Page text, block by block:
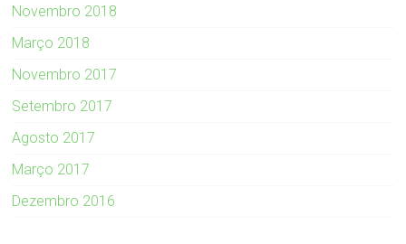
Novembro 2018
Março 2018
Novembro 2017
Setembro 2017
Agosto 2017
Março 2017
Dezembro 2016